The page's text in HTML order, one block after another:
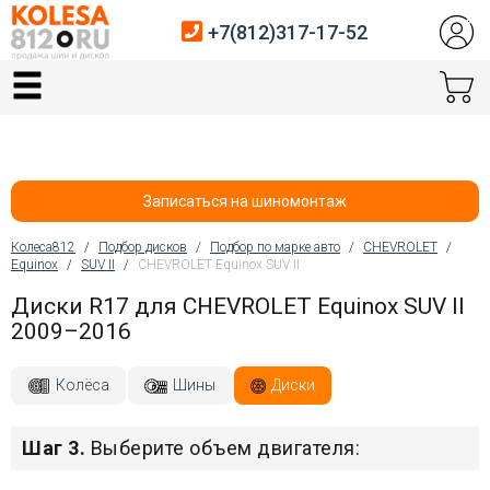
Главная
Автосервис
Услуги шиномонтажа
Хранение шин
+7(812)317-17-52
Записаться на шиномонтаж
Вы здесь
Колеса812 / Подбор дисков / Подбор по марке авто / CHEVROLET /
Equinox / SUV II / CHEVROLET Equinox SUV II
Диски R17 для CHEVROLET Equinox SUV II
2009–2016
Колёса Шины Диски
Шаг 3. Выберите объем двигателя: